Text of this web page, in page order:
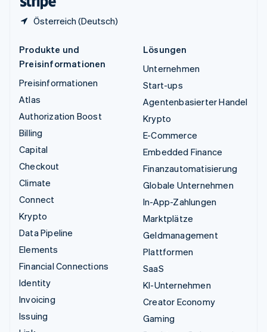
Österreich (Deutsch)
Produkte und
Preisinformationen
Preisinformationen
Atlas
Authorization Boost
Billing
Capital
Checkout
Climate
Connect
Krypto
Data Pipeline
Elements
Financial Connections
Identity
Invoicing
Issuing
Lösungen
Unternehmen
Start-ups
Agentenbasierter Handel
Krypto
E-Commerce
Embedded Finance
Finanzautomatisierung
Globale Unternehmen
In-App-Zahlungen
Marktplätze
Geldmanagement
Plattformen
SaaS
KI-Unternehmen
Creator Economy
Gaming